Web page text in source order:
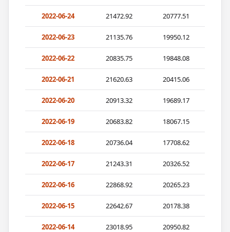
2022-06-24 21472.92 20777.51
2022-06-23 21135.76 19950.12
2022-06-22 20835.75 19848.08
2022-06-21 21620.63 20415.06
2022-06-20 20913.32 19689.17
2022-06-19 20683.82 18067.15
2022-06-18 20736.04 17708.62
2022-06-17 21243.31 20326.52
2022-06-16 22868.92 20265.23
2022-06-15 22642.67 20178.38
2022-06-14 23018.95 20950.82